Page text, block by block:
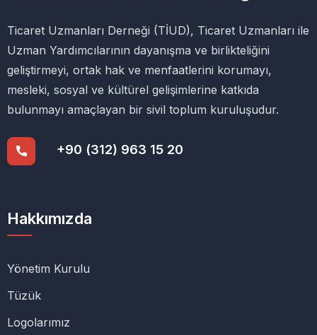
Ticaret Uzmanları Derneği (TİUD), Ticaret Uzmanları ile
Uzman Yardımcılarının dayanışma ve birlikteliğini
geliştirmeyi, ortak hak ve menfaatlerini korumayı,
mesleki, sosyal ve kültürel gelişimlerine katkıda
bulunmayı amaçlayan bir sivil toplum kuruluşudur.
+90 (312) 963 15 20
Hakkımızda
Yönetim Kurulu
Tüzük
Logolarımız